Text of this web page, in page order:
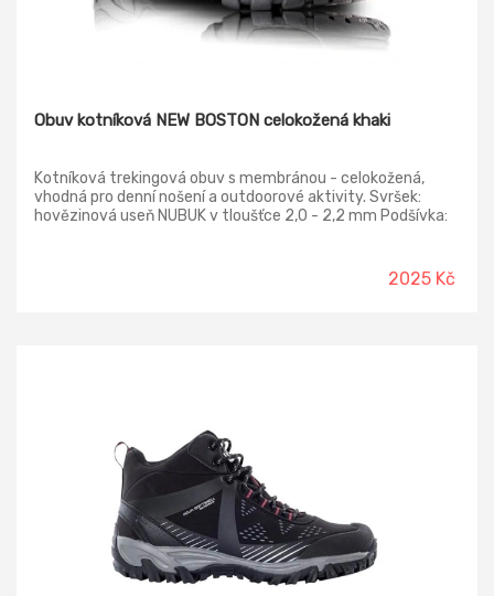
Obuv kotníková NEW BOSTON celokožená khaki
Kotníková trekingová obuv s membránou - celokožená,
vhodná pro denní nošení a outdoorové aktivity. Svršek:
hovězinová useň NUBUK v tloušťce 2,0 - 2,2 mm Podšívka:
polyuretanové pěny potažená textilií MESH, antistatická
Podešev: EVA/RUBBER - olejivzdorná, antistatická,
2025 Kč